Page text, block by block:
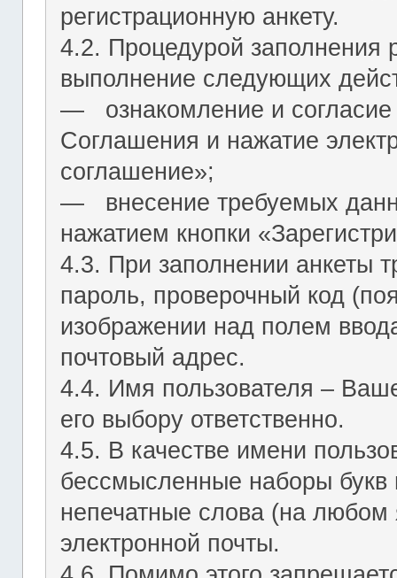
регистрационную анкету.
4.2. Процедурой заполнения
выполнение следующих
― ознакомление и согласие
Соглашения и нажатие
соглашение»;
― внесение требуемых
нажатием кнопки
4.3. При заполнении анкеты
пароль, проверочный код
изображении над полем
почтовый адрес.
4.4. Имя пользователя –
его выбору ответственно.
4.5. В качестве имени
бессмысленные наборы
непечатные слова (на любом
электронной почты.